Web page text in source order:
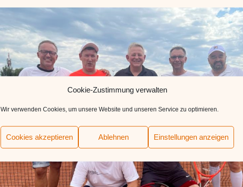
Cookie-Zustimmung verwalten
Wir verwenden Cookies, um unsere Website und unseren Service zu optimieren.
Cookies akzeptieren Ablehnen Einstellungen anzeigen